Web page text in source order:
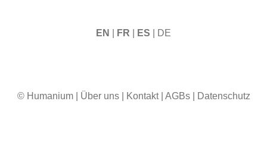
EN FR ES | DE
© Humanium| Über uns| Kontakt| AGBs| Datenschutz